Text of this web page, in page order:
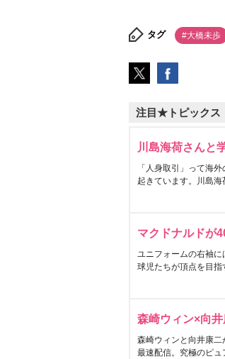
タグ #大橋未歩
注目★トピックス
川島海荷さんと
「人身取引」って海
起きています。川島海
マクドナルドが
ユニフォームの右袖
球児たちが頂点を目指
森崎ウィン×向井
森崎ウィンと向井康
最速配信。究極のピュ